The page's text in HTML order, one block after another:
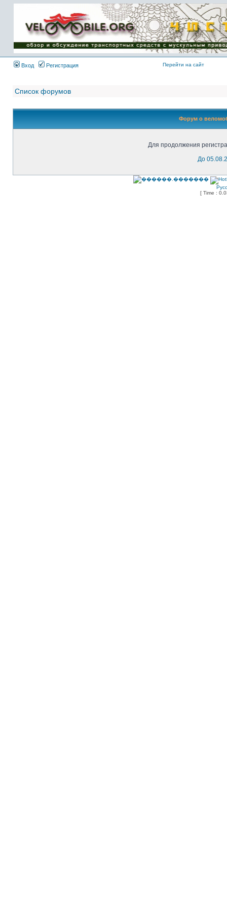
Имя пользователя:
Пароль:
{ LOG_ME_IN_SHORT
}
Вход
Регистрация Перейти на сайт
Список форумов
Форум о
Для продолжения
До
[ Time :